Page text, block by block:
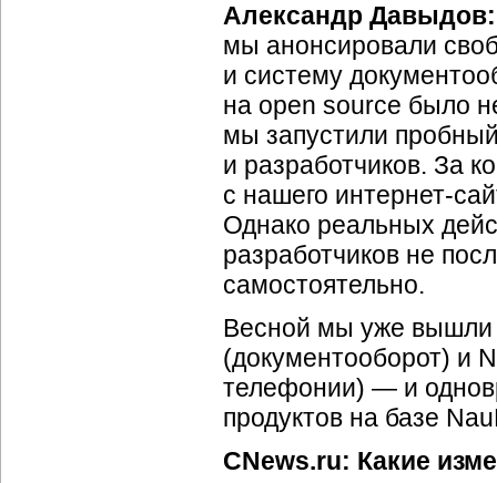
Александр Давыдов:
мы анонсировали
и систему
на оpen source было
мы запустили
и разработчиков. За
с нашего интернет-
Однако реальных
разработчиков не
самостоятельно.
Весной мы уже вышли
(документооборот) и
телефонии) — и
продуктов на базе
CNews.ru: Какие